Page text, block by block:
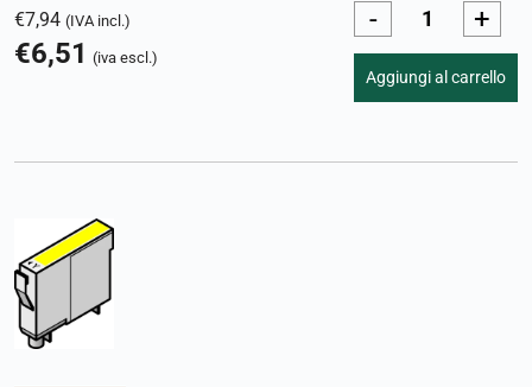
€7,94 (IVA incl.)
€6,51 (iva escl.)
- +
Aggiungi al carrello